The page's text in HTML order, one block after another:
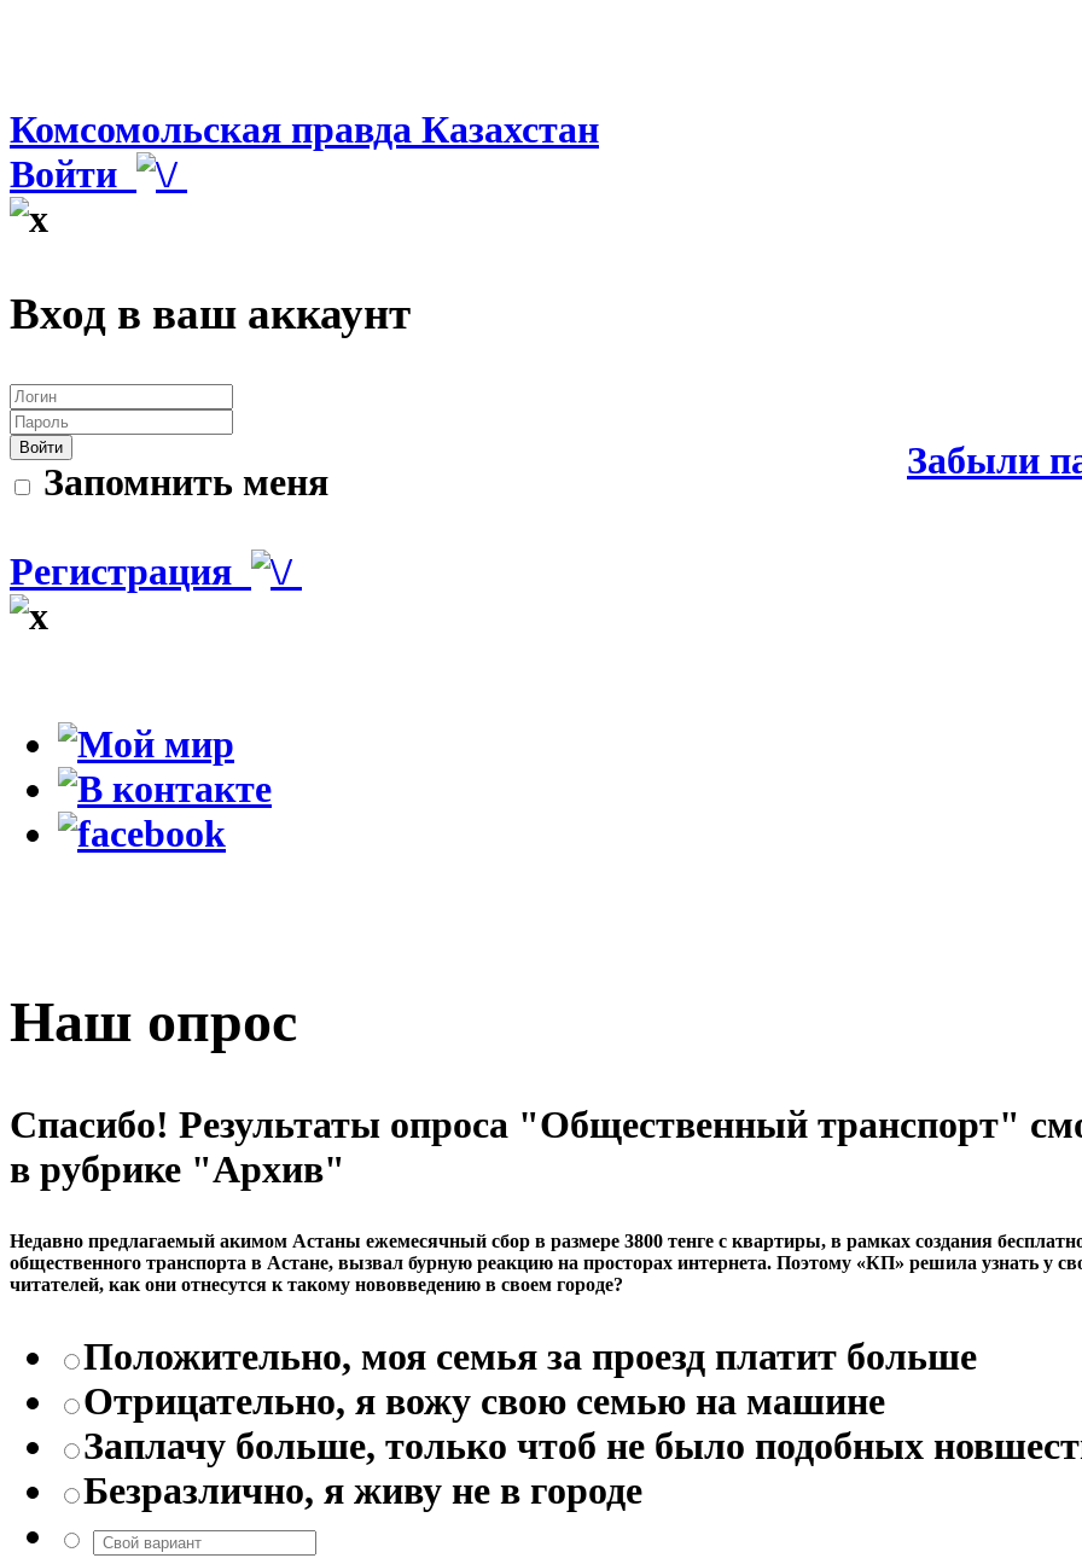
Комсомольская правда Казахстан
Войти
Вход в ваш аккаунт
Войти
Запомнить меня Забыли
Регистрация
Наш опрос
Спасибо! Результаты опроса "Общественный транспорт"
в рубрике "Архив"
Недавно предлагаемый акимом Астаны ежемесячный сбор в размере 3800 тенге с квартиры, в рамках создания
общественного транспорта в Астане, вызвал бурную реакцию на просторах интернета. Поэтому «КП» решила узнать у
читателей, как они отнесутся к такому нововведению в своем городе?
Положительно, моя семья за проезд платит больше
Отрицательно, я вожу свою семью на машине
Заплачу больше, только чтоб не было подобных
Безразлично, я живу не в городе